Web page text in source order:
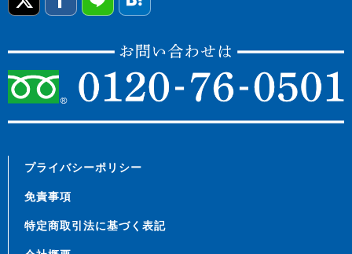
プライバシーポリシー
免責事項
特定商取引法に基づく表記